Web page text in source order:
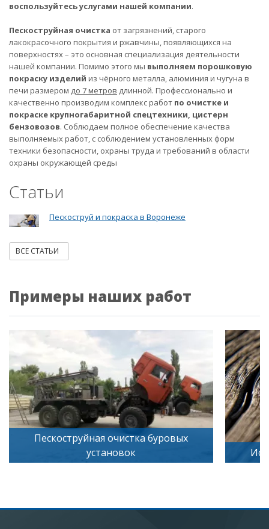
воспользуйтесь услугами нашей компании.
Пескоструйная очистка от загрязнений, старого
лакокрасочного покрытия и ржавчины, появляющихся на
поверхностях – это основная специализация деятельности
нашей компании. Помимо этого мы выполняем порошковую
покраску изделий из чёрного металла, алюминия и чугуна в
печи размером до 7 метров длинной. Профессионально и
качественно производим комплекс работ по очистке и
покраске крупногабаритной спецтехники, цистерн
бензовозов. Соблюдаем полное обеспечение качества
выполняемых работ, с соблюдением установленных форм
техники безопасности, охраны труда и требований в области
охраны окружающей среды
Статьи
Пескоструй и покраска в Воронеже
ВСЕ СТАТЬИ
Примеры наших работ
буровых
Искусственное старение